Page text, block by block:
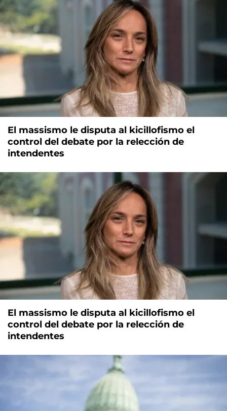
El massismo le disputa al kicillofismo el
control del debate por la relección de
intendentes
El massismo le disputa al kicillofismo el
control del debate por la relección de
intendentes